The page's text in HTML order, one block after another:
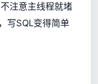
注意主线程就堵
写SQL变得简单